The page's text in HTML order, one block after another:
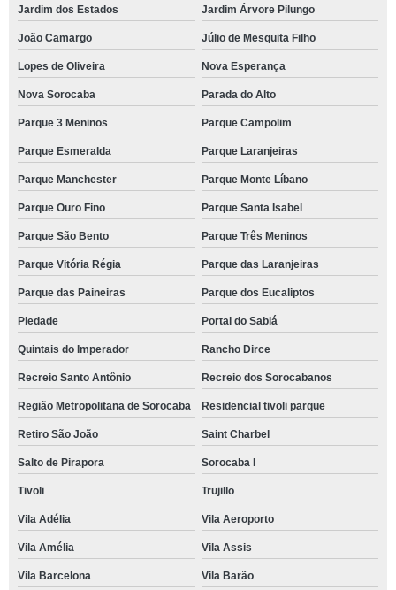
escola para criança de 4 anos mensalidade Parque Laranjeiras
escola para criança de 4 anos Vila Hortência
escolas para criança integral Júlio de Mesquita Filho
valor de escola de criança integral Brigadeiro Tobias
escolas particulares para criança Vila Marta
qual o preço de escola para criança período integral Parque Vitória Régia
escola de criança particular mensalidade Jardim Iguatemi
escola para criança integral Jardim Eltonville
qual o preço de escola particular para criança Vila Aeroporto
escolas para criança integral Retiro São João
qual o preço de escola para criança de 4 anos Jardim Santa Fé
qual o preço de escola para criança Águas Vermelhas
escola para criança mensalidade Condomínio alphaville
escola particular para criança mensalidade Parque Manchester
valor de escola para criança período integral Jardim Leocádia
valor de escola de criança bilíngue Ipanema do Meio
escola criança mensalidade Jardim Santa Rosa
escola de criança particular Jardim Santa Marcia
Jardim dos Estados Jardim Árvore Pilungo
João Camargo Júlio de Mesquita Filho
Lopes de Oliveira Nova Esperança
Nova Sorocaba Parada do Alto
Parque 3 Meninos Parque Campolim
Parque Esmeralda Parque Laranjeiras
Parque Manchester Parque Monte Líbano
Parque Ouro Fino Parque Santa Isabel
Parque São Bento Parque Três Meninos
Parque Vitória Régia Parque das Laranjeiras
Parque das Paineiras Parque dos Eucaliptos
Piedade Portal do Sabiá
Quintais do Imperador Rancho Dirce
Recreio Santo Antônio Recreio dos Sorocabanos
Região Metropolitana de Sorocaba Residencial tivoli parque
Retiro São João Saint Charbel
Salto de Pirapora Sorocaba I
Tivoli Trujillo
Vila Adélia Vila Aeroporto
Vila Amélia Vila Assis
Vila Barcelona Vila Barão